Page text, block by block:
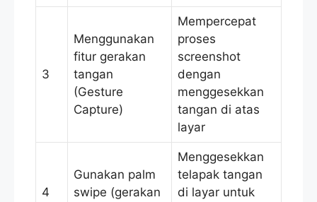
3
Menggunakan
fitur gerakan
tangan
(Gesture
Capture)
Mempercepat
proses
screenshot
dengan
menggesekkan
tangan di atas
layar
4
Gunakan palm
swipe (gerakan
Menggesekkan
telapak tangan
di layar untuk